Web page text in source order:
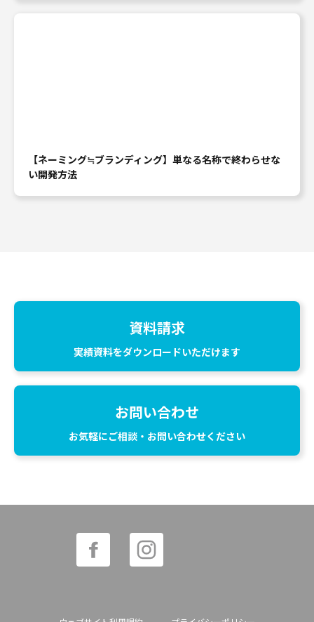
【ネーミング≒ブランディング】単なる名称で終わらせな
い開発方法
資料請求
実績資料をダウンロードいただけます
お問い合わせ
お気軽にご相談・お問い合わせください